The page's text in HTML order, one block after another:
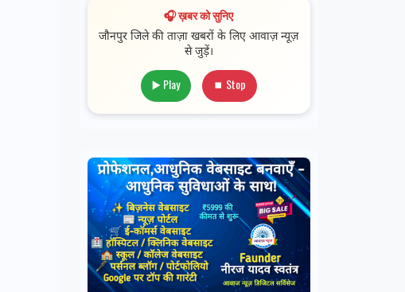
🎧 ख़बर को सुनिए
जौनपुर जिले की ताज़ा खबरों के लिए आवाज़ न्यूज़
से जुड़ें।
▶️ Play ⏹ Stop